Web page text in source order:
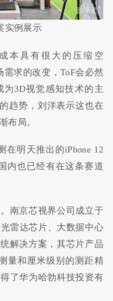
实例展示
本具有很大的压缩空
需求的改变，ToF会必然
3D视觉感知技术的主
趋势，刘洋表示这也在
布局。
在明天推出的iPhone 12
内也已经有在这条赛道
南京芯视界公司成立于
雷达芯片、大数据中心
解决方案，其芯片产品
量和厘米级别的测距精
了华为哈勃科技投资有